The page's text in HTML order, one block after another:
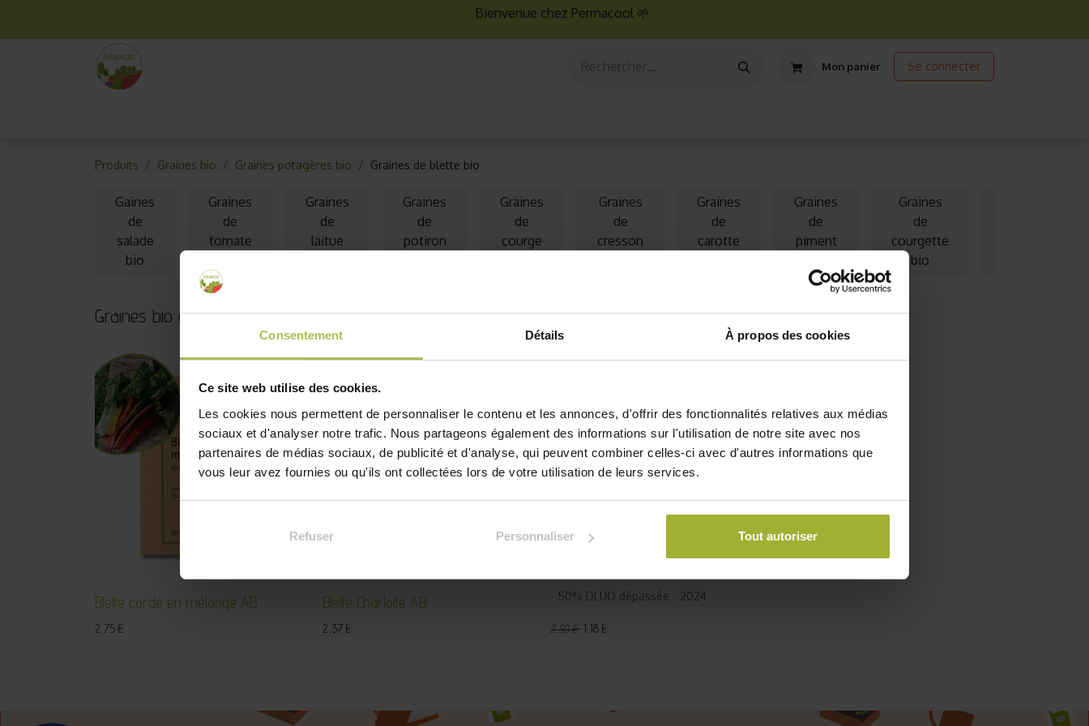
Consentement Détails À propos des cookies
Ce site web utilise des cookies.
Les cookies nous permettent de personnaliser le contenu et les annonces, d'offrir des fonctionnalités relatives aux médias
sociaux et d'analyser notre trafic. Nous partageons également des informations sur l'utilisation de notre site avec nos
partenaires de médias sociaux, de publicité et d'analyse, qui peuvent combiner celles-ci avec d'autres informations que
vous leur avez fournies ou qu'ils ont collectées lors de votre utilisation de leurs services.
Refuser Personnaliser Tout autoriser
Bienvenue chez Permacool 🌱
Mon panier Se connecter
Produits Graines bio Graines potagères bio Graines de blette bio
Gaines
de
salade
bio
Graines
de
tomate
Graines
de
laitue
Graines
de
potiron
Graines
de
courge
Graines
de
cresson
Graines
de
carotte
Graines
de
piment
Graines
de
courgette
bio
Graines bio de blette
Blette carde en mélange AB
2,75 €
Blette Charlotte AB
2,37 €
Épuisé
- 50% DLUO dépassée - 2024
2,50€ 1,18 €